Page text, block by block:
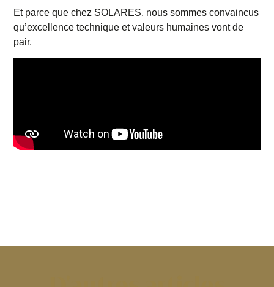
Et parce que chez SOLARES, nous sommes convaincus
qu’excellence technique et valeurs humaines vont de
pair.